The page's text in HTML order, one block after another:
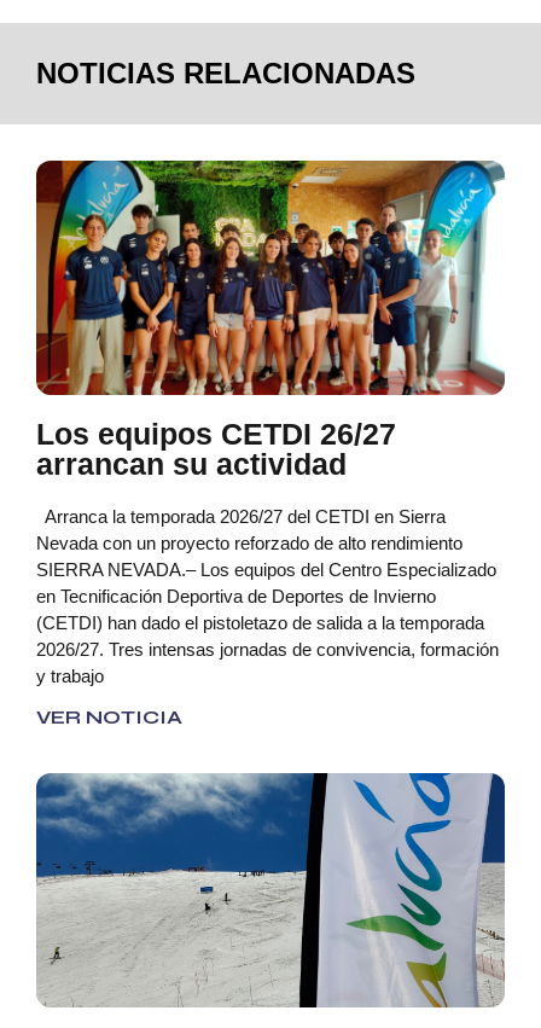
NOTICIAS RELACIONADAS
Los equipos CETDI 26/27
arrancan su actividad
Arranca la temporada 2026/27 del CETDI en Sierra
Nevada con un proyecto reforzado de alto rendimiento
SIERRA NEVADA.– Los equipos del Centro Especializado
en Tecnificación Deportiva de Deportes de Invierno
(CETDI) han dado el pistoletazo de salida a la temporada
2026/27. Tres intensas jornadas de convivencia, formación
y trabajo
VER NOTICIA